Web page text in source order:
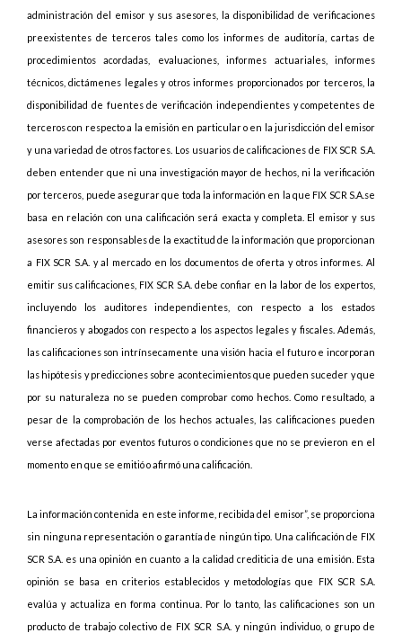
administración del emisor y sus asesores, la disponibilidad de verificaciones
preexistentes de terceros tales como los informes de auditoría, cartas de
procedimientos acordadas, evaluaciones, informes actuariales, informes
técnicos, dictámenes legales y otros informes proporcionados por terceros, la
disponibilidad de fuentes de verificación independientes y competentes de
terceros con respecto a la emisión en particular o en la jurisdicción del emisor
y una variedad de otros factores. Los usuarios de calificaciones de FIX SCR S.A.
deben entender que ni una investigación mayor de hechos, ni la verificación
por terceros, puede asegurar que toda la información en la que FIX SCR S.A.se
basa en relación con una calificación será exacta y completa. El emisor y sus
asesores son responsables de la exactitud de la información que proporcionan
a FIX SCR S.A. y al mercado en los documentos de oferta y otros informes. Al
emitir sus calificaciones, FIX SCR S.A. debe confiar en la labor de los expertos,
incluyendo los auditores independientes, con respecto a los estados
financieros y abogados con respecto a los aspectos legales y fiscales. Además,
las calificaciones son intrínsecamente una visión hacia el futuro e incorporan
las hipótesis y predicciones sobre acontecimientos que pueden suceder y que
por su naturaleza no se pueden comprobar como hechos. Como resultado, a
pesar de la comprobación de los hechos actuales, las calificaciones pueden
verse afectadas por eventos futuros o condiciones que no se previeron en el
momento en que se emitió o afirmó una calificación.
La información contenida en este informe, recibida del emisor”, se proporciona
sin ninguna representación o garantía de ningún tipo. Una calificación de FIX
SCR S.A. es una opinión en cuanto a la calidad crediticia de una emisión. Esta
opinión se basa en criterios establecidos y metodologías que FIX SCR S.A.
evalúa y actualiza en forma continua. Por lo tanto, las calificaciones son un
producto de trabajo colectivo de FIX SCR S.A. y ningún individuo, o grupo de